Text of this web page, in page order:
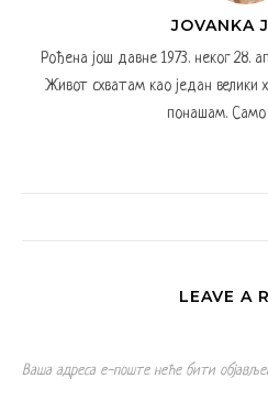
JOVANKA
Рођена још давне 1973. неког 28.
Живот схватам као један велики
понашам. Само
LEAVE A
Ваша адреса е-поште неће бити